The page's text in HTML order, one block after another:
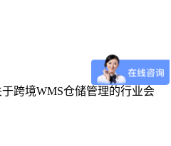
跨境WMS仓储管理的行业会